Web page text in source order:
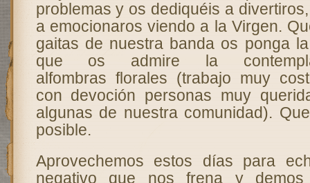
problemas y os dediquéis a
a emocionaros viendo a la Virgen.
gaitas de nuestra banda os ponga
que os admire la
alfombras florales (trabajo muy
con devoción personas muy
algunas de nuestra comunidad).
posible.
Aprovechemos estos días para
negativo que nos frena y